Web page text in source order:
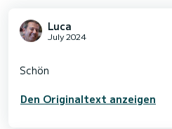
Luca
July 2024
Den Originaltext anzeigen